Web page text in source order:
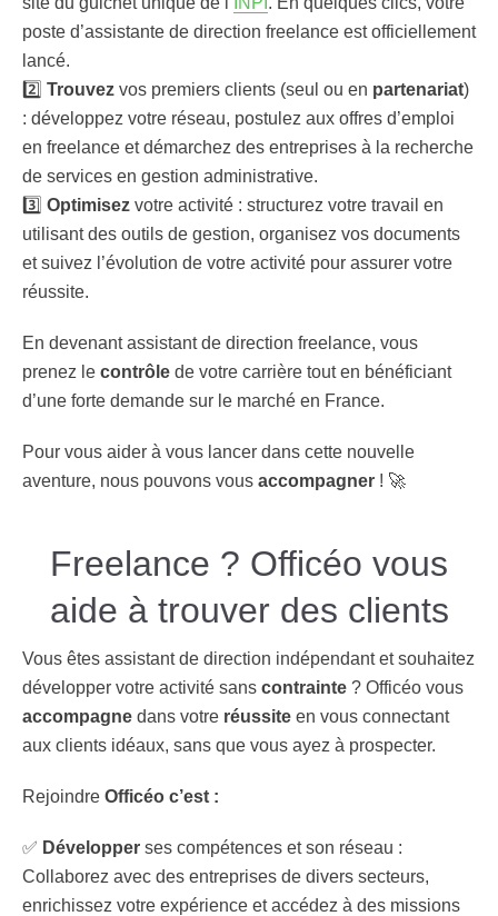
poste d’assistante de direction freelance est officiellement
lancé.
2️⃣ Trouvez vos premiers clients (seul ou en partenariat)
: développez votre réseau, postulez aux offres d’emploi
en freelance et démarchez des entreprises à la recherche
de services en gestion administrative.
3️⃣ Optimisez votre activité : structurez votre travail en
utilisant des outils de gestion, organisez vos documents
et suivez l’évolution de votre activité pour assurer votre
réussite.
En devenant assistant de direction freelance, vous
prenez le contrôle de votre carrière tout en bénéficiant
d’une forte demande sur le marché en France.
Pour vous aider à vous lancer dans cette nouvelle
aventure, nous pouvons vous accompagner ! 🚀
Freelance ? Officéo vous
aide à trouver des clients
Vous êtes assistant de direction indépendant et souhaitez
développer votre activité sans contrainte ? Officéo vous
accompagne dans votre réussite en vous connectant
aux clients idéaux, sans que vous ayez à prospecter.
Rejoindre Officéo c’est :
✅ Développer ses compétences et son réseau :
Collaborez avec des entreprises de divers secteurs,
enrichissez votre expérience et accédez à des missions